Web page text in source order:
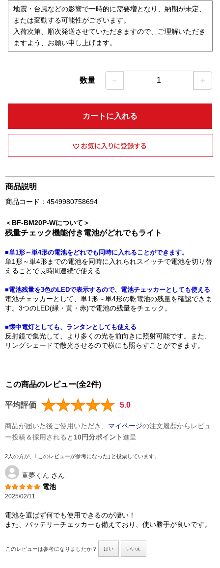
地震・台風などの影響で一時的に需要増となり、納期が未定、
または変動する可能性がございます。
入荷次第、順次発送させていただきますので、ご理解いただき
ますよう、お願い申し上げます。
数量 － 1 ＋
カートに入れる
商品説明
商品コード：4549980758694
＜BF-BM20P-Wについて＞
残量チェック機能付き電池がどれでもライト
■単1形～単4形の電池をどれでも同時に入れることができます。
単1形～単4形までの電池を同時に入れられスイッチで電池を切り替
えることで長時間連続で使える
■電池残量を3色のLEDで表示するので、電池チェッカーとしても使える
電池チェッカーとして、単1形～単4形の乾電池の残量を確認できま
す。3つのLED(緑・黄・赤)で電池の残量をチェック。
■懐中電灯としても、ランタンとしても使える
反射鏡で集光して、より多くの光を前向きに照射可能です。また、
リングシェードで散光させるので横にも照らすことができます。
この商品のレビュー(全2件)
平均評価 5.0
商品が届いた後ご使用いただき、 マイページの注文履歴からレビュ
ー投稿＆採用されると 10円分ポイント進呈
2人の方が、｢このレビューが参考になった｣と投票しています。
童夢くん さん
電池
2025/02/11
電池を選ばず何でも使用できるのが凄い！
また、バッテリーチェッカーも備えており、使い勝手が良いです。
このレビューは参考になりましたか？ はい いいえ